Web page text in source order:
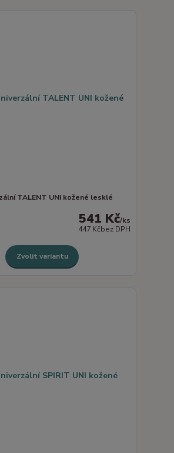
TALENT UNI kožené lesklé
541 Kč/ks
447 Kčbez DPH
Zvolit variantu